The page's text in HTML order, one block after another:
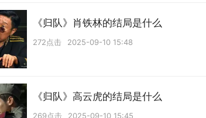
《归队》肖铁林的结局是什么
272点击 2025-09-10 15:48
《归队》高云虎的结局是什么
269点击 2025-09-10 15:45